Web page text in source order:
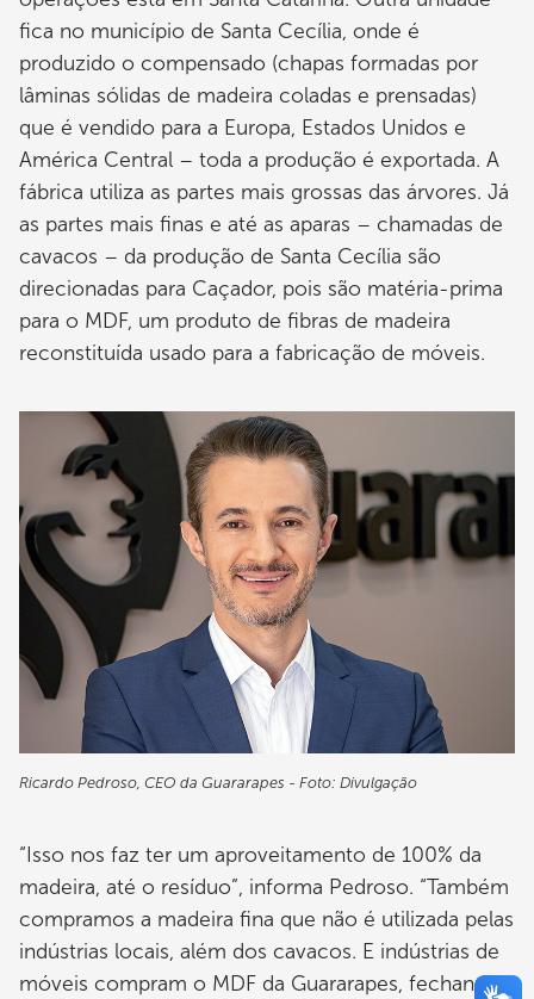
fica no município de Santa Cecília, onde é
produzido o compensado (chapas formadas por
lâminas sólidas de madeira coladas e prensadas)
que é vendido para a Europa, Estados Unidos e
América Central – toda a produção é exportada. A
fábrica utiliza as partes mais grossas das árvores. Já
as partes mais finas e até as aparas – chamadas de
cavacos – da produção de Santa Cecília são
direcionadas para Caçador, pois são matéria-prima
para o MDF, um produto de fibras de madeira
reconstituída usado para a fabricação de móveis.
Ricardo Pedroso, CEO da Guararapes - Foto: Divulgação
“Isso nos faz ter um aproveitamento de 100% da
madeira, até o resíduo”, informa Pedroso. “Também
compramos a madeira fina que não é utilizada pelas
indústrias locais, além dos cavacos. E indústrias de
móveis compram o MDF da Guararapes, fechando